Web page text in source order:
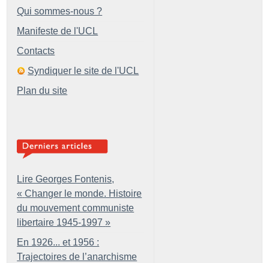
Qui sommes-nous ?
Manifeste de l'UCL
Contacts
Syndiquer le site de l'UCL
Plan du site
Lire Georges Fontenis,
« Changer le monde. Histoire
du mouvement communiste
libertaire 1945-1997 »
En 1926... et 1956 :
Trajectoires de l’anarchisme